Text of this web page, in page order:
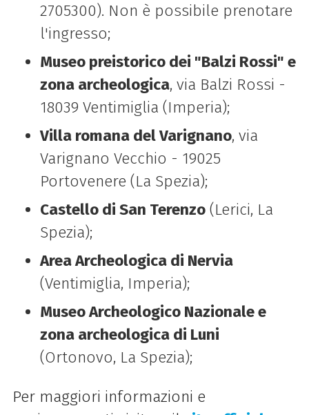
2705300). Non è possibile prenotare
l'ingresso;
Museo preistorico dei "Balzi Rossi" e
zona archeologica, via Balzi Rossi -
18039 Ventimiglia (Imperia);
Villa romana del Varignano, via
Varignano Vecchio - 19025
Portovenere (La Spezia);
Castello di San Terenzo(Lerici, La
Spezia);
Area Archeologica di Nervia
(Ventimiglia, Imperia);
Museo Archeologico Nazionale e
zona archeologica di Luni
(Ortonovo, La Spezia);
Per maggiori informazioni e